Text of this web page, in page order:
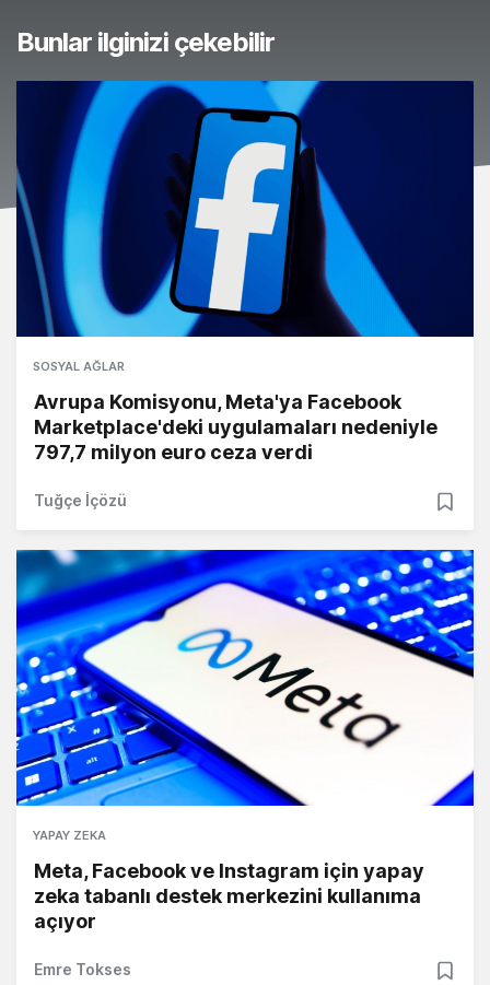
Bunlar ilginizi çekebilir
SOSYAL AĞLAR
Avrupa Komisyonu, Meta'ya Facebook
Marketplace'deki uygulamaları nedeniyle
797,7 milyon euro ceza verdi
Tuğçe İçözü
YAPAY ZEKA
Meta, Facebook ve Instagram için yapay
zeka tabanlı destek merkezini kullanıma
açıyor
Emre Tokses